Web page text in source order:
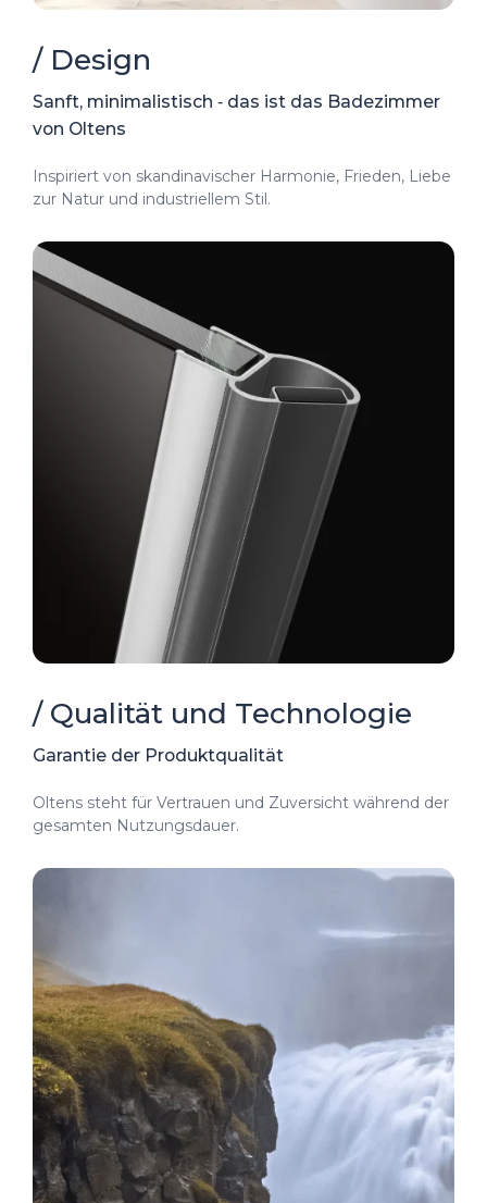
/ Design
Sanft, minimalistisch ‑ das ist das Badezimmer
von Oltens
Inspiriert von skandinavischer Harmonie, Frieden, Liebe
zur Natur und industriellem Stil.
/ Qualität und Technologie
Garantie der Produktqualität
Oltens steht für Vertrauen und Zuversicht während der
gesamten Nutzungsdauer.